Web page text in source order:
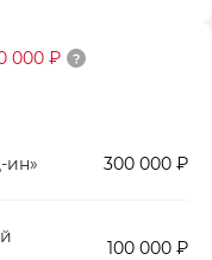
000 ₽
300 000 ₽
ин»
100 000 ₽